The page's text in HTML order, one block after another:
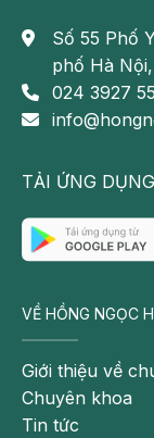
Sau điều
tập vận
gân, khớp
Số 55 Phố
phố Hà
024 3927
TẢI ỨNG
VỀ HỒNG NGỌC
Giới thiệu về
Chuyên khoa
Tin tức